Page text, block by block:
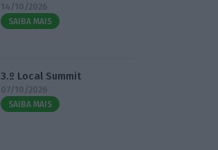
14/10/2026
SAIBA MAIS
3.º Local Summit
07/10/2026
SAIBA MAIS